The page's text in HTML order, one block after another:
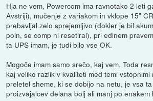
Hja ne vem, Powercom ima ravnotako 2 leti
Avstriji), mučenje z variakom in vklope 15"
prebavljal zelo sprejemljivo (dokler je bil
poln, se comp ni resetiral), pri edinem
ta UPS imam, je tudi bilo vse OK.
Mogoče imam samo srečo, kaj vem. Toda
kaj veliko razlik v kvaliteti med temi vstopnimi
preletel sheme, ki se dobijo na netu, je vsa
proizvajalcev delana bolj ali manj po enakem